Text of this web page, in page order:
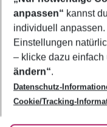
Footer
Footer navigation
Über uns
AGB
Bestpreisgarantie
Cookie-Einstellungen
Cookie-Richtlinie
Agenturbetreuung
Barrierefreies Reisen
Folge uns
anpassen“ kannst
individuell
Einstellungen
– klicke dazu einfach
ändern“.
Datenschutz-
Cookie/Tracking-